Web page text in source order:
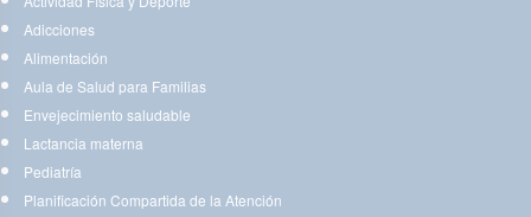
Adicciones
Alimentación
Aula de Salud para Familias
Envejecimiento saludable
Lactancia materna
Pediatría
Planificación Compartida de la Atención